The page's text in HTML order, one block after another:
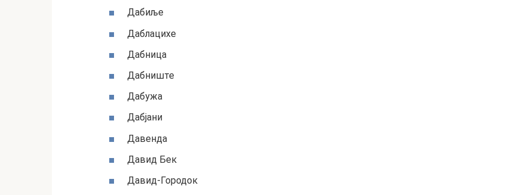
Дабиље
Даблацихе
Дабница
Дабниште
Дабужа
Дабјани
Давенда
Давид Бек
Давид-Городок